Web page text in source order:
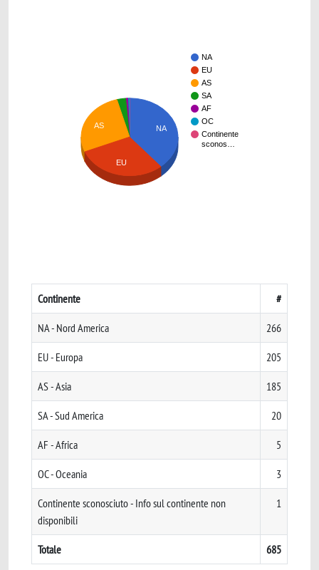
NA
EU
AS
SA
AF
OC
Continente
sconos…
NA
AS
EU
Continente #
NA - Nord America 266
EU - Europa 205
AS - Asia 185
SA - Sud America 20
AF - Africa 5
OC - Oceania 3
Continente sconosciuto - Info sul continente non
disponibili
1
Totale 685